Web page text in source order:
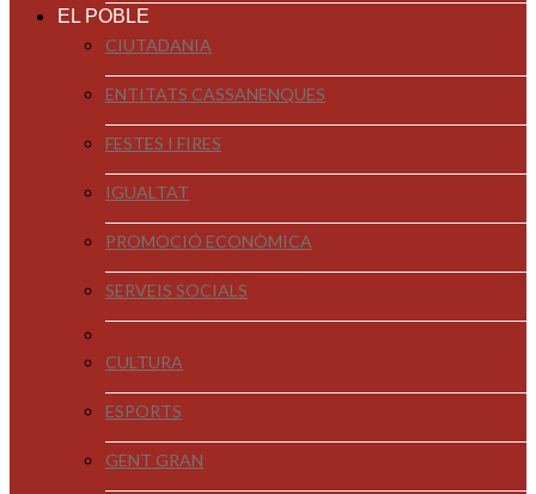
EL POBLE
CIUTADANIA
ENTITATS CASSANENQUES
FESTES I FIRES
IGUALTAT
PROMOCIÓ ECONÒMICA
SERVEIS SOCIALS
CULTURA
ESPORTS
GENT GRAN